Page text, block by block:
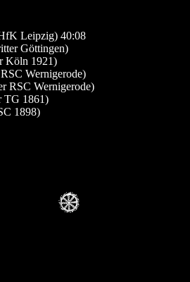
Leipzig) 40:08
Göttingen)
Köln 1921)
Wernigerode)
RSC Wernigerode)
TG 1861)
1898)